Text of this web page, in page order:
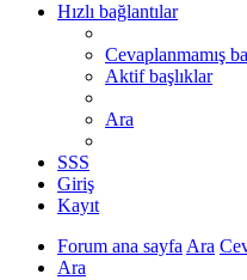
Hızlı bağlantılar
Cevaplanmamış
Aktif başlıklar
Ara
SSS
Giriş
Kayıt
Forum ana sayfaAra
Ara